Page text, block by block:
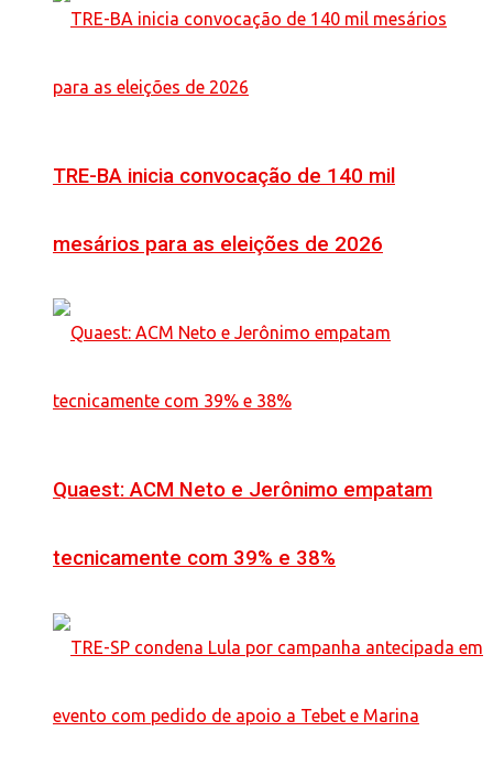
TRE-BA inicia convocação de 140 mil
mesários para as eleições de 2026
Quaest: ACM Neto e Jerônimo empatam
tecnicamente com 39% e 38%